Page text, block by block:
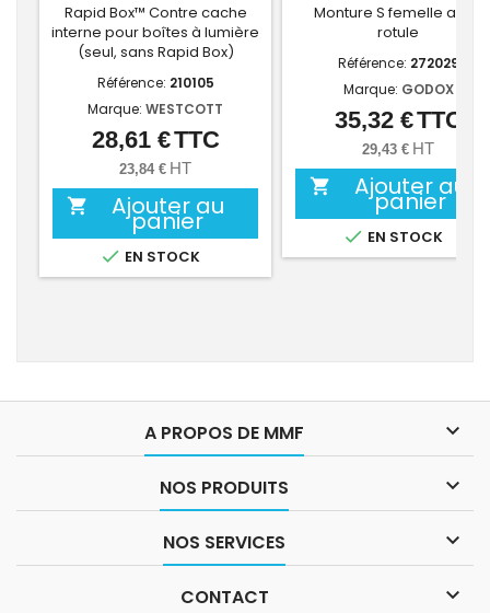
Rapid Box™ Contre cache
interne pour boîtes à lumière
(seul, sans Rapid Box)
Référence: 210105
Marque: WESTCOTT
Prix
28,61 €TTC
23,84 € HT
 Ajouter au
panier
 EN STOCK
Monture S femelle avec
rotule
Référence: 272029
Marque: GODOX
Prix
35,32 €TTC
29,43 € HT
 Ajouter au
panier
 EN STOCK
A PROPOS DE MMF 
NOS PRODUITS 
NOS SERVICES 
CONTACT 